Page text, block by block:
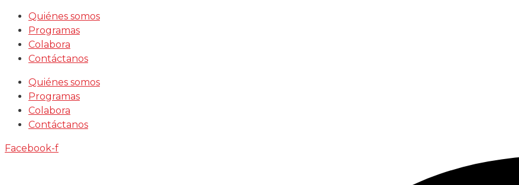
Saltar
contenido
Quiénes somos
Programas
Colabora
Contáctanos
Quiénes somos
Programas
Colabora
Contáctanos
Facebook-f